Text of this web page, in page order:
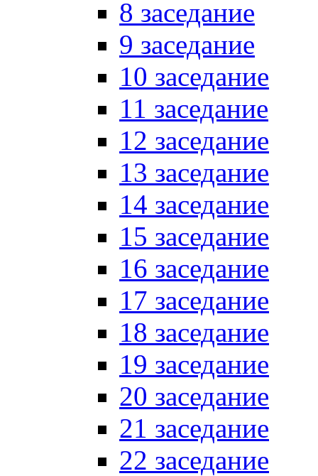
8 заседание
9 заседание
10 заседание
11 заседание
12 заседание
13 заседание
14 заседание
15 заседание
16 заседание
17 заседание
18 заседание
19 заседание
20 заседание
21 заседание
22 заседание